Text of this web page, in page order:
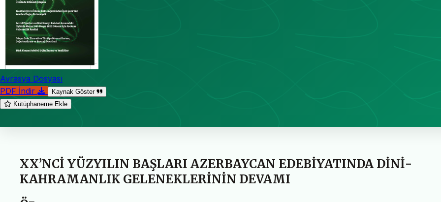
Avrasya Dosyası
PDF İndir
Kaynak Göster
Kütüphaneme Ekle
XX’NCİ YÜZYILIN BAŞLARI AZERBAYCAN EDEBİYATINDA DİNİ-
KAHRAMANLIK GELENEKLERİNİN DEVAMI